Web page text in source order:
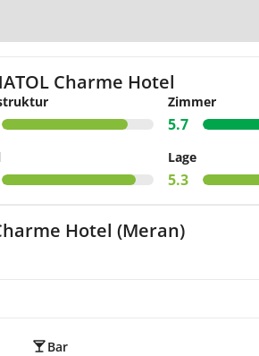
Charme Hotel
Zimmer
5.7
Lage
5.3
Hotel (Meran)
Bar